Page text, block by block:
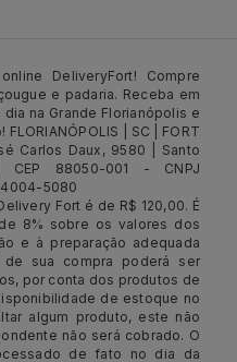
DeliveryFort! Compre
e padaria. Receba em
na Grande Florianópolis e
| SC | FORT
Carlos Daux, 9580 | Santo
88050-001 - CNPJ
5080
Fort é de R$ 120,00. É
8% sobre os valores dos
e à preparação adequada
sua compra poderá ser
por conta dos produtos de
de estoque no
algum produto, este não
não será cobrado. O
de fato no dia da